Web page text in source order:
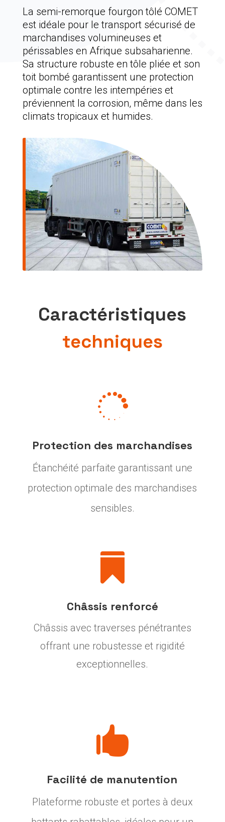
La semi-remorque fourgon tôlé COMET
est idéale pour le transport sécurisé de
marchandises volumineuses et
périssables en Afrique subsaharienne.
Sa structure robuste en tôle pliée et son
toit bombé garantissent une protection
optimale contre les intempéries et
préviennent la corrosion, même dans les
climats tropicaux et humides.
Caractéristiques
techniques

Protection des marchandises
Étanchéité parfaite garantissant une
protection optimale des marchandises
sensibles.

Châssis renforcé
Châssis avec traverses pénétrantes
offrant une robustesse et rigidité
exceptionnelles.

Facilité de manutention
Plateforme robuste et portes à deux